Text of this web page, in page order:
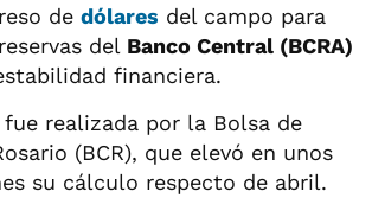
de dólares del campo para
del Banco Central (BCRA)
financiera.
realizada por la Bolsa de
(BCR), que elevó en unos
su cálculo respecto de abril.